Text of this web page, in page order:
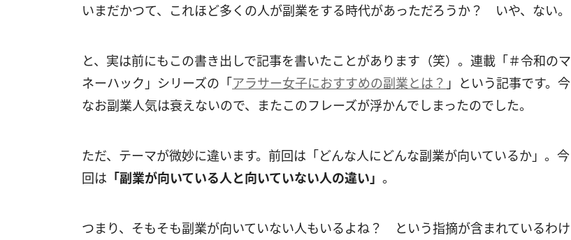
いまだかつて、これほど多くの人が副業をする時代があっただろうか？ いや、ない。
と、実は前にもこの書き出しで記事を書いたことがあります（笑）。連載「＃令和のマ
ネーハック」シリーズの「アラサー女子におすすめの副業とは？ 」という記事です。今
なお副業人気は衰えないので、またこのフレーズが浮かんでしまったのでした。
ただ、テーマが微妙に違います。前回は「どんな人にどんな副業が向いているか」。今
回は 「副業が向いている人と向いていない人の違い」 。
つまり、そもそも副業が向いていない人もいるよね？ という指摘が含まれているわけ